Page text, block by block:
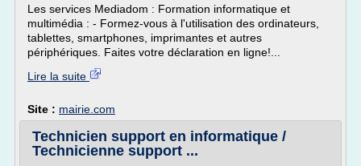
Les services Mediadom : Formation informatique et
multimédia : - Formez-vous à l'utilisation des ordinateurs,
tablettes, smartphones, imprimantes et autres
périphériques. Faites votre déclaration en ligne!...
Lire la suite
Site : mairie.com
Technicien support en informatique /
Technicienne support ...